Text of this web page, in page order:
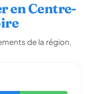
en Centre-
de la région.